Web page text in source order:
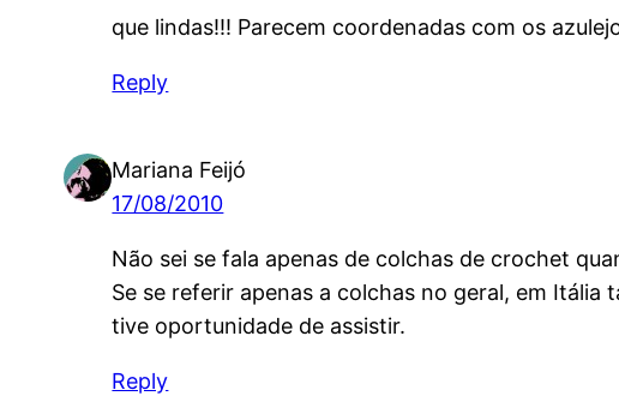
que lindas!!! Parecem coordenadas com os
Reply
Mariana Feijó
17/08/2010
Não sei se fala apenas de colchas de crochet
Se se referir apenas a colchas no geral, em
tive oportunidade de assistir.
Reply